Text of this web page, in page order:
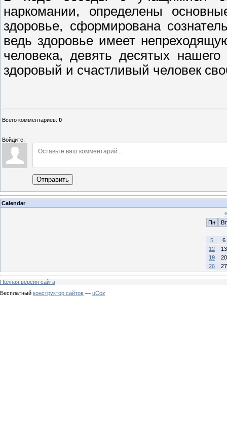
наркомании, определены
здоровье, сформирована
ведь здоровье имеет
человека, девять десятых
здоровый и счастливый человек
Всего комментариев: 0
Войдите:
Отправить
Calendar
«
Пн
Вт
5
6
12
13
19
20
26
27
Полная версия сайта
Бесплатный конструктор сайтов — uCoz